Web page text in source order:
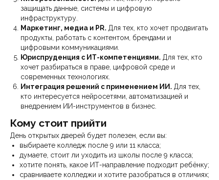
защищать данные, системы и цифровую
инфраструктуру.
Маркетинг, медиа и PR. Для тех, кто хочет продвигать
продукты, работать с контентом, брендами и
цифровыми коммуникациями.
Юриспруденция с ИТ-компетенциями. Для тех, кто
хочет разбираться в праве, цифровой среде и
современных технологиях.
Интеграция решений с применением ИИ. Для тех,
кто интересуется нейросетями, автоматизацией и
внедрением ИИ-инструментов в бизнес.
Кому стоит прийти
День открытых дверей будет полезен, если вы:
выбираете колледж после 9 или 11 класса;
думаете, стоит ли уходить из школы после 9 класса;
хотите понять, какое ИТ-направление подходит ребёнку;
сравниваете колледжи и хотите разобраться в отличиях;